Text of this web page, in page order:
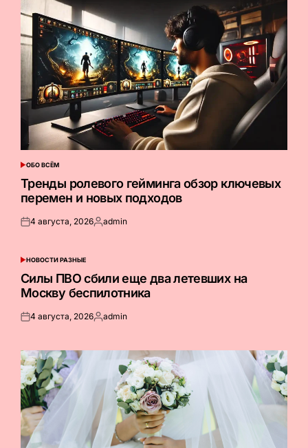
ОПУБЛИКОВАНО
В
ОБО ВСЁМ
Тренды ролевого гейминга обзор ключевых
перемен и новых подходов
Опубликовано
4 августа, 2026Запись
admin
ОПУБЛИКОВАНО
НОВОСТИ РАЗНЫЕ
Силы ПВО сбили еще два летевших на
Москву беспилотника
Опубликовано
4 августа, 2026Запись
admin